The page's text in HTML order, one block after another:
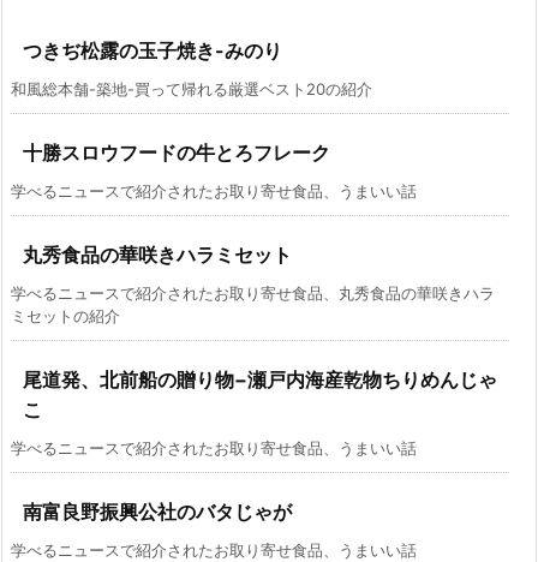
つきぢ松露の玉子焼き-みのり
和風総本舗-築地-買って帰れる厳選ベスト20の紹介
十勝スロウフードの牛とろフレーク
学べるニュースで紹介されたお取り寄せ食品、うまいい話
丸秀食品の華咲きハラミセット
学べるニュースで紹介されたお取り寄せ食品、丸秀食品の華咲きハラ
ミセットの紹介
尾道発、北前船の贈り物−瀬戸内海産乾物ちりめんじゃ
こ
学べるニュースで紹介されたお取り寄せ食品、うまいい話
南富良野振興公社のバタじゃが
学べるニュースで紹介されたお取り寄せ食品、うまいい話